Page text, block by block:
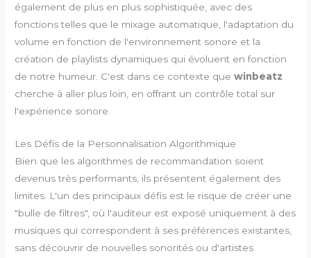
également de plus en plus sophistiquée, avec des
fonctions telles que le mixage automatique, l'adaptation du
volume en fonction de l'environnement sonore et la
création de playlists dynamiques qui évoluent en fonction
de notre humeur. C'est dans ce contexte quewinbeatz
cherche à aller plus loin, en offrant un contrôle total sur
l'expérience sonore.
Les Défis de la Personnalisation Algorithmique
Bien que les algorithmes de recommandation soient
devenus très performants, ils présentent également des
limites. L'un des principaux défis est le risque de créer une
"bulle de filtres", où l'auditeur est exposé uniquement à des
musiques qui correspondent à ses préférences existantes,
sans découvrir de nouvelles sonorités ou d'artistes